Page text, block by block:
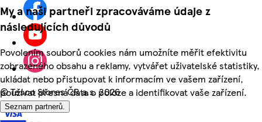
My a naši partneři zpracováváme údaje z
následujících důvodů
Povolením souborů cookies nám umožníte měřit efektivitu
zobrazeného obsahu a reklamy, vytvářet uživatelské statistiky,
ukládat nebo přistupovat k informacím ve vašem zařízení,
používat přesná data o poloze a identifikovat vaše zařízení.
Seznam partnerů.
©Tesco Stores ČR a.s. 2026